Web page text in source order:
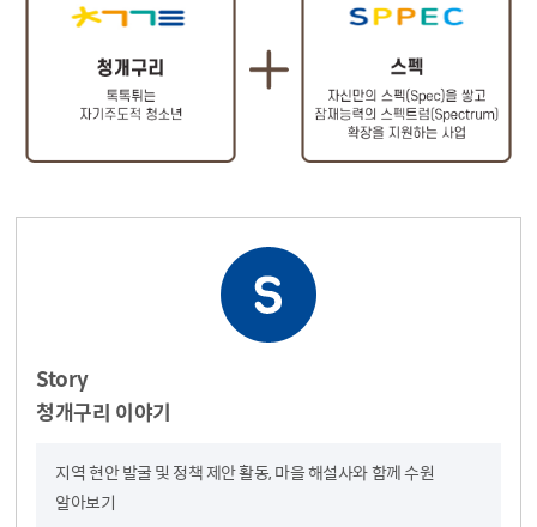
Story
청개구리 이야기
지역 현안 발굴 및 정책 제안 활동, 마을 해설사와 함께 수원
알아보기